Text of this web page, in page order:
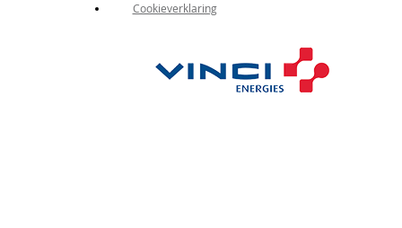
Cookieverklaring